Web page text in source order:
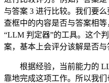
与答案 3 进行比较。我们要
查框中的内容是否与答案相
“LLM 判定器”的工具。这个
案，基本上会评分该解是否与
根据经验，当前能力的
靠地完成这项工作。所以我